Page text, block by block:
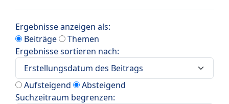
Ergebnisse anzeigen als:
Beiträge
Themen
Ergebnisse sortieren nach:
Aufsteigend
Absteigend
Suchzeitraum begrenzen: